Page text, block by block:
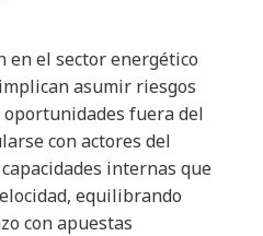
en el sector energético
asumir riesgos
fuera del
con actores del
internas que
equilibrando
con apuestas